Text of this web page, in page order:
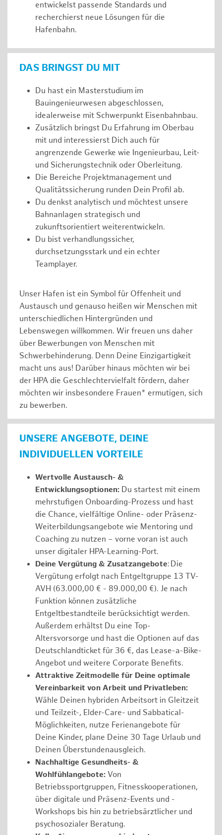
entwickelst passende Standards und
recherchierst neue Lösungen für die
Hafenbahn.
DAS BRINGST DU MIT
Du hast ein Masterstudium im
Bauingenieurwesen abgeschlossen,
idealerweise mit Schwerpunkt Eisenbahnbau.
Zusätzlich bringst Du Erfahrung im Oberbau
mit und interessierst Dich auch für
angrenzende Gewerke wie Ingenieurbau, Leit-
und Sicherungstechnik oder Oberleitung.
Die Bereiche Projektmanagement und
Qualitätssicherung runden Dein Profil ab.
Du denkst analytisch und möchtest unsere
Bahnanlagen strategisch und
zukunftsorientiert weiterentwickeln.
Du bist verhandlungssicher,
durchsetzungsstark und ein echter
Teamplayer.
Unser Hafen ist ein Symbol für Offenheit und
Austausch und genauso heißen wir Menschen mit
unterschiedlichen Hintergründen und
Lebenswegen willkommen. Wir freuen uns daher
über Bewerbungen von Menschen mit
Schwerbehinderung. Denn Deine Einzigartigkeit
macht uns aus! Darüber hinaus möchten wir bei
der HPA die Geschlechtervielfalt fördern, daher
möchten wir insbesondere Frauen* ermutigen, sich
zu bewerben.
UNSERE ANGEBOTE, DEINE
INDIVIDUELLEN VORTEILE
Wertvolle Austausch- &
Entwicklungsoptionen: Du startest mit einem
mehrstufigen Onboarding-Prozess und hast
die Chance, vielfältige Online- oder Präsenz-
Weiterbildungsangebote wie Mentoring und
Coaching zu nutzen – vorne voran ist auch
unser digitaler HPA-Learning-Port.
Deine Vergütung & Zusatzangebote: Die
Vergütung erfolgt nach Entgeltgruppe 13 TV-
AVH (63.000,00 € - 89.000,00 €). Je nach
Funktion können zusätzliche
Entgeltbestandteile berücksichtigt werden.
Außerdem erhältst Du eine Top-
Altersvorsorge und hast die Optionen auf das
Deutschlandticket für 36 €, das Lease-a-Bike-
Angebot und weitere Corporate Benefits.
Attraktive Zeitmodelle für Deine optimale
Vereinbarkeit von Arbeit und Privatleben:
Wähle Deinen hybriden Arbeitsort in Gleitzeit
und Teilzeit-, Elder-Care- und Sabbatical-
Möglichkeiten, nutze Ferienangebote für
Deine Kinder, plane Deine 30 Tage Urlaub und
Deinen Überstundenausgleich.
Nachhaltige Gesundheits- &
Wohlfühlangebote: Von
Betriebssportgruppen, Fitnesskooperationen,
über digitale und Präsenz-Events und -
Workshops bis hin zu betriebsärztlicher und
psychosozialer Beratung.